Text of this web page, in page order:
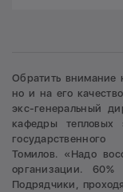
Обратить внимание
но и на его
экс-генеральный
кафедры тепловых
Томилов. «Надо
организации.
Подрядчики,